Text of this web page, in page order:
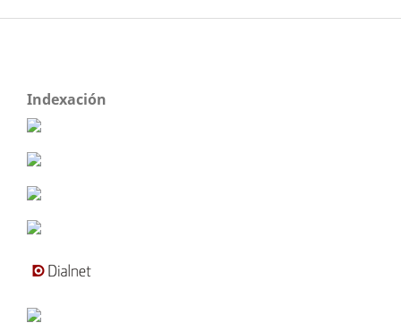
Indexación